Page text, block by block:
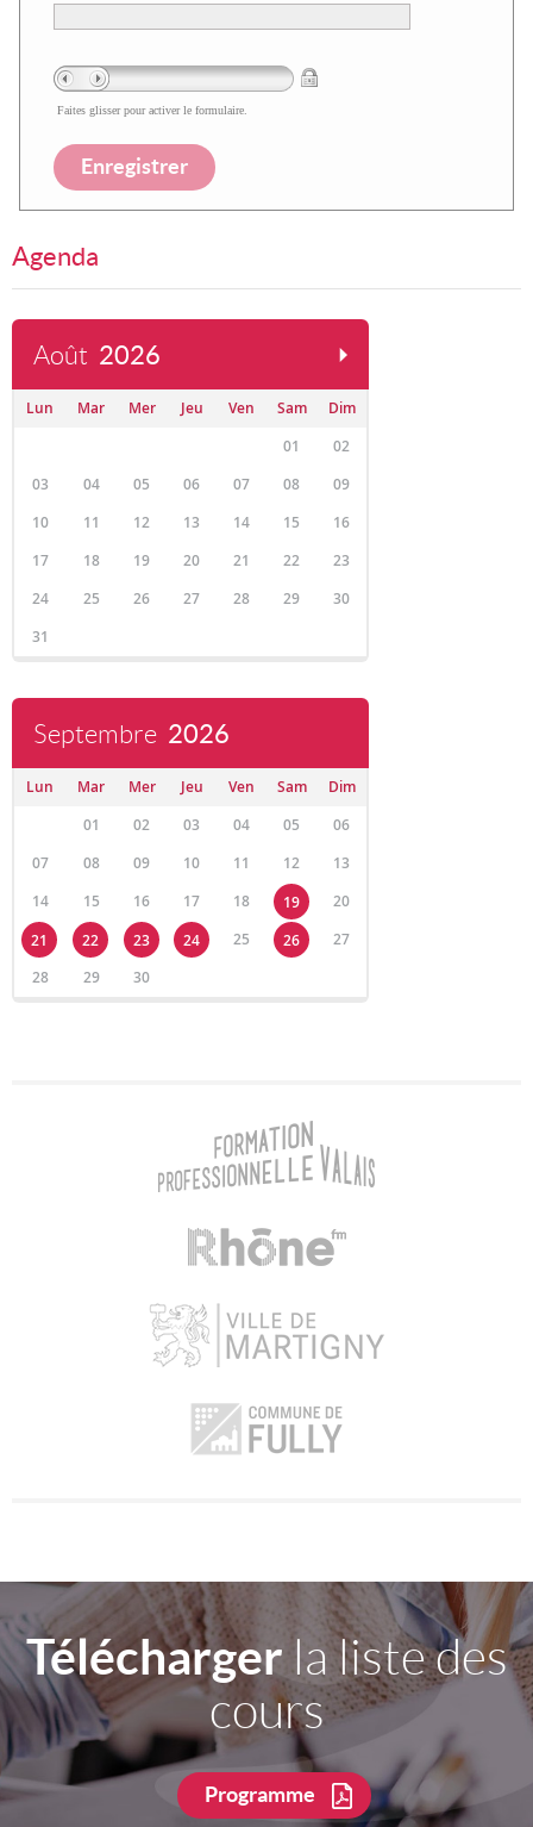
Faites glisser pour activer le formulaire.
Agenda
Août 2026
Lun Mar Mer Jeu Ven Sam
Dim
01
02
03
04 05 06 07 08
09
10
11 12 13 14 15
16
17
18 19 20 21 22
23
24
25 26 27 28 29
30
31
Septembre 2026
Lun Mar Mer Jeu Ven Sam
Dim
01
02 03 04 05
06
07
08 09 10 11 12
13
14
15 16 17 18 19
20
21
22 23 24 25 26
27
28
29 30
Téléchargerla liste des
cours
Programme